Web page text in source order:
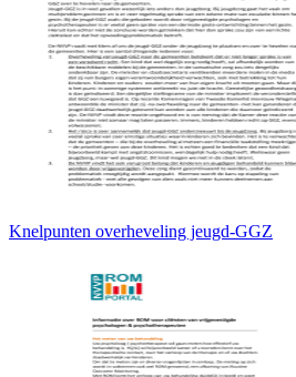
Knelpunten overheveling jeugd-GGZ